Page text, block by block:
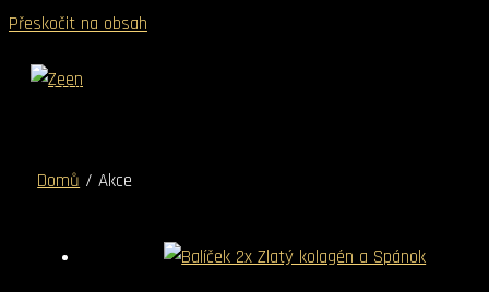
Přeskočit na obsah
MAIN MENU
Domů / Akce